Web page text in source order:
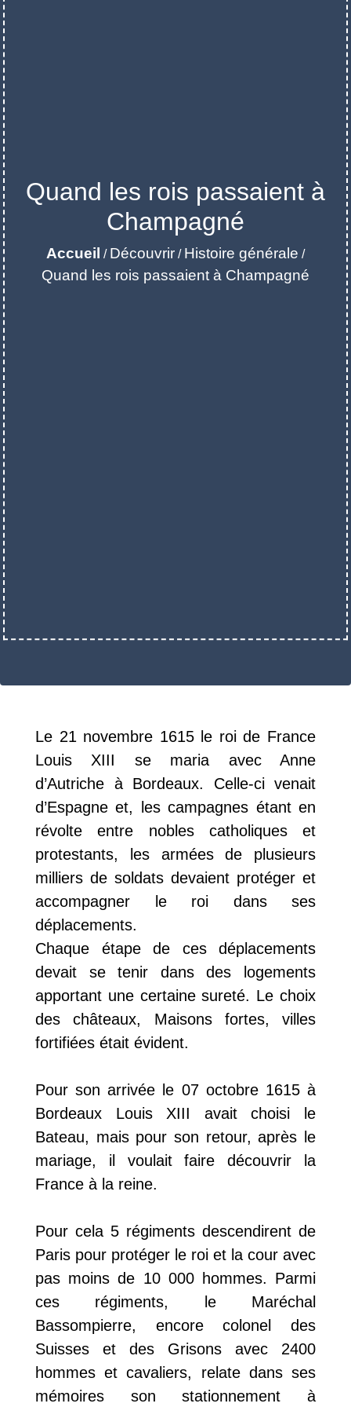
Quand les rois passaient à
Champagné
Accueil / Découvrir / Histoire générale /
Quand les rois passaient à Champagné
Le 21 novembre 1615 le roi de France
Louis XIII se maria avec Anne
d’Autriche à Bordeaux. Celle-ci venait
d’Espagne et, les campagnes étant en
révolte entre nobles catholiques et
protestants, les armées de plusieurs
milliers de soldats devaient protéger et
accompagner le roi dans ses
déplacements.
Chaque étape de ces déplacements
devait se tenir dans des logements
apportant une certaine sureté. Le choix
des châteaux, Maisons fortes, villes
fortifiées était évident.
Pour son arrivée le 07 octobre 1615 à
Bordeaux Louis XIII avait choisi le
Bateau, mais pour son retour, après le
mariage, il voulait faire découvrir la
France à la reine.
Pour cela 5 régiments descendirent de
Paris pour protéger le roi et la cour avec
pas moins de 10 000 hommes. Parmi
ces régiments, le Maréchal
Bassompierre, encore colonel des
Suisses et des Grisons avec 2400
hommes et cavaliers, relate dans ses
mémoires son stationnement à